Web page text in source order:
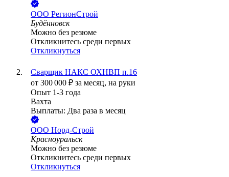
ООО РегионСтрой
Будённовск
Можно без резюме
Откликнитесь среди первых
Откликнуться
Сварщик НАКС ОХНВП п.16
от 300 000 ₽ за месяц, на руки
Опыт 1-3 года
Вахта
Выплаты: Два раза в месяц
ООО Норд-Строй
Красноуральск
Можно без резюме
Откликнитесь среди первых
Откликнуться